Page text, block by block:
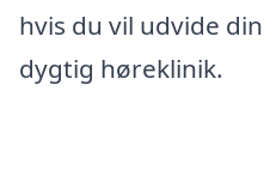
hvis du vil udvide
dygtig høreklinik.